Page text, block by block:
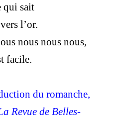
qui sait
l’or.
nous nous nous,
facile.
du romanche,
Revue de Belles-